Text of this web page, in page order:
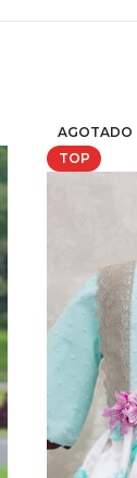
AGOTADO
TOP